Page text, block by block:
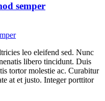
semper
leo eleifend sed. Nunc
libero tincidunt. Duis
tortor molestie ac. Curabitur
at et justo. Integer porttitor